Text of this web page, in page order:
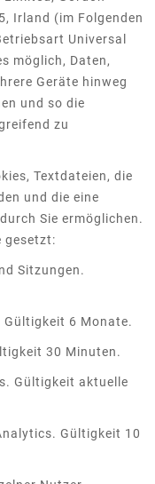
Irland (im Folgenden
Universal
möglich, Daten,
Geräte hinweg
und so die
zu
Textdateien, die
und die eine
Sie ermöglichen.
gesetzt:
Sitzungen.
6 Monate.
30 Minuten.
Gültigkeit aktuelle
Gültigkeit 10